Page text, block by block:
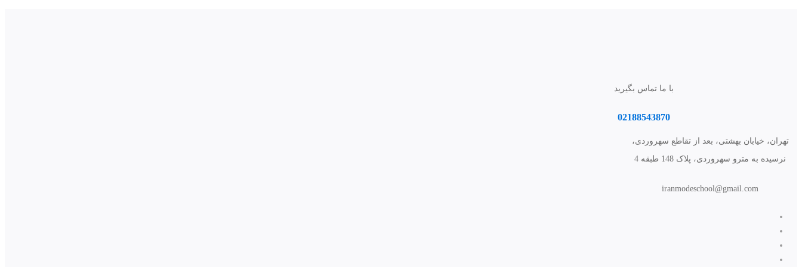
با ما تماس بگیرید
02188543870
تهران، خیابان بهشتی، بعد از تقاطع سهروردی،
نرسیده به مترو سهروردی، پلاک 148 طبقه 4
iranmodeschool@gmail.com